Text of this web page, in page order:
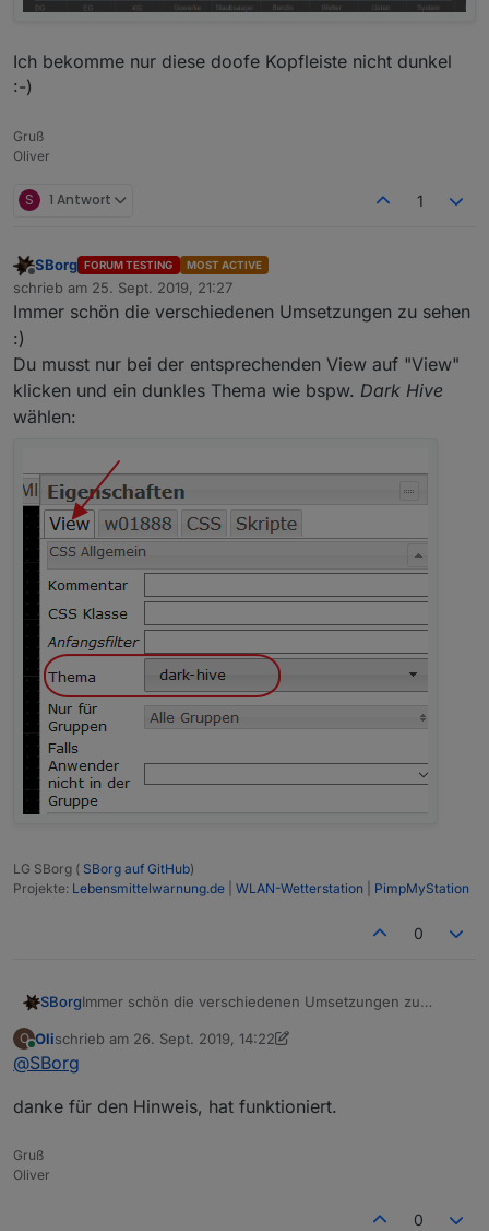
Ich bekomme nur diese doofe Kopfleiste nicht dunkel
:-)
Gruß
Oliver
S 1 Antwort 1
Offline
SBorg FORUM TESTING MOST ACTIVE
schrieb am 25. Sept. 2019, 21:27
zuletzt editiert von
Immer schön die verschiedenen Umsetzungen zu sehen
:)
Du musst nur bei der entsprechenden View auf "View"
klicken und ein dunkles Thema wie bspw. Dark Hive
wählen:
LG SBorg ( SBorg auf GitHub)
Projekte: Lebensmittelwarnung.de WLAN-Wetterstation PimpMyStation
0
SBorgImmer schön die verschiedenen Umsetzungen zu
Du musst nur bei der entsprechenden View auf "View"
O
Online
Olischrieb am 26. Sept. 2019, 14:22
zuletzt editiert von Oli
@SBorg
danke für den Hinweis, hat funktioniert.
Gruß
Oliver
0